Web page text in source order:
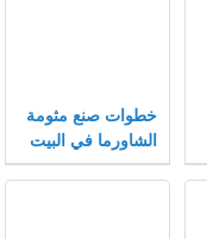
خطوات صنع مثومة
الشاورما في البيت